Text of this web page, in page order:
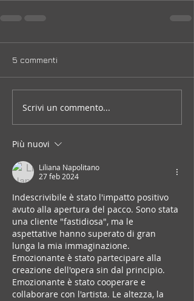
5 commenti
Scrivi un commento...
Più nuovi
Liliana Napolitano
27 feb 2024
Indescrivibile è stato l'impatto positivo
avuto alla apertura del pacco. Sono stata
una cliente "fastidiosa", ma le
aspettative hanno superato di gran
lunga la mia immaginazione.
Emozionante è stato partecipare alla
creazione dell'opera sin dal principio.
Emozionante è stato cooperare e
collaborare con l'artista. Le altezza, la